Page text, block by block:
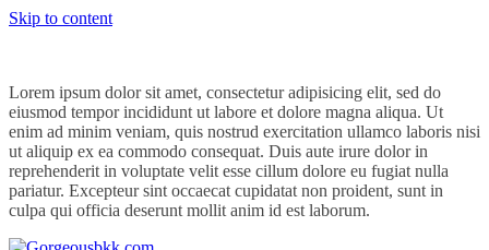
Skip to content
Lorem ipsum dolor sit amet, consectetur adipisicing elit, sed do
eiusmod tempor incididunt ut labore et dolore magna aliqua. Ut
enim ad minim veniam, quis nostrud exercitation ullamco laboris nisi
ut aliquip ex ea commodo consequat. Duis aute irure dolor in
reprehenderit in voluptate velit esse cillum dolore eu fugiat nulla
pariatur. Excepteur sint occaecat cupidatat non proident, sunt in
culpa qui officia deserunt mollit anim id est laborum.